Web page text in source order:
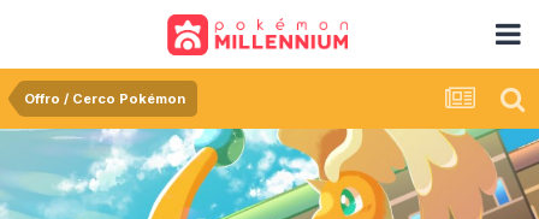
Offro / Cerco Pokémon